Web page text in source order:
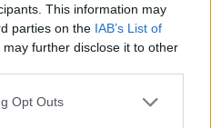
This information may
parties on the IAB’s List of
may further disclose it to other
Opt Outs